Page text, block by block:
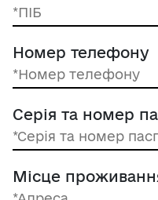
Номер телефону
Серія та номер
Місце